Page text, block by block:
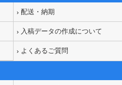
配送・納期
入稿データの作成について
よくあるご質問